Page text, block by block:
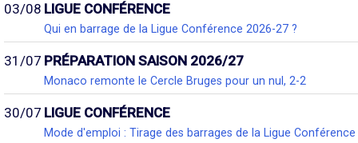
03/08 LIGUE CONFÉRENCE
Qui en barrage de la Ligue Conférence 2026-27 ?
31/07 PRÉPARATION SAISON 2026/27
Monaco remonte le Cercle Bruges pour un nul, 2-2
30/07 LIGUE CONFÉRENCE
Mode d'emploi : Tirage des barrages de la Ligue Conférence